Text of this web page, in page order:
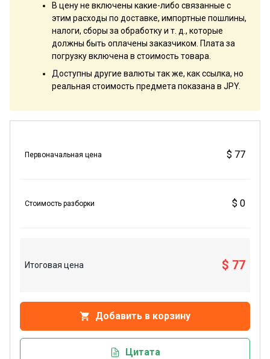
В цену не включены какие-либо связанные с
этим расходы по доставке, импортные пошлины,
налоги, сборы за обработку и т. д., которые
должны быть оплачены заказчиком. Плата за
погрузку включена в стоимость товара.
Доступны другие валюты так же, как ссылка, но
реальная стоимость предмета показана в JPY.
Первоначальная цена $ 77
Стоимость разборки $ 0
Итоговая цена $ 77
Добавить в корзину
Цитата